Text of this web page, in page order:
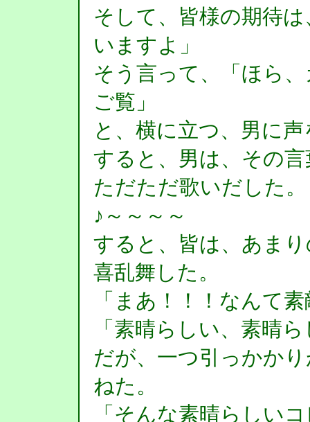
そして、皆様の期待
いますよ」
そう言って、「ほら
ご覧」
と、横に立つ、男に
すると、男は、その
ただただ歌いだした。
♪～～～～
すると、皆は、あま
喜乱舞した。
「まあ！！！なんて
「素晴らしい、素晴
だが、一つ引っかか
ねた。
「そんな素晴らしい